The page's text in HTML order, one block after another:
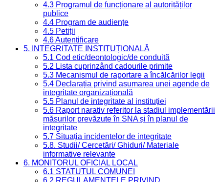
4.3 Programul de funcționare al autorităților
publice
4.4 Program de audiențe
4.5 Petiții
4.6 Autentificare
5. INTEGRITATE INSTITUȚIONALĂ
5.1 Cod etic/deontologic/de conduită
5.2 Lista cuprinzând cadourile primite
5.3 Mecanismul de raportare a încălcărilor legii
5.4 Declarația privind asumarea unei agende de
integritate organizațională
5.5 Planul de integritate al instituției
5.6 Raport narativ referitor la stadiul implementării
măsurilor prevăzute în SNA și în planul de
integritate
5.7 Situația incidentelor de integritate
5.8. Studii/ Cercetări/ Ghiduri/ Materiale
informative relevante
6. MONITORUL OFICIAL LOCAL
6.1 STATUTUL COMUNEI